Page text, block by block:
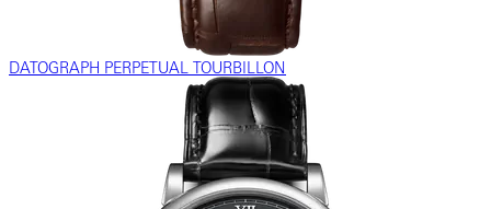
DATOGRAPH PERPETUAL TOURBILLON